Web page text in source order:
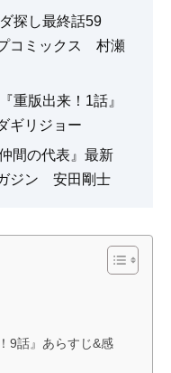
探し最終話59
コミックス 村瀬
重版出来！1話』
リジョー
間の代表』最新
ジン 安田剛士
9話』あらすじ&感